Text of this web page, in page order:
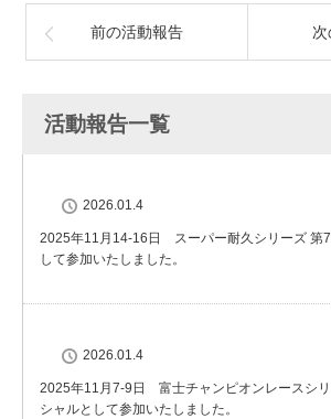
前の活動報告
活動報告一覧
2026.01.4
2025年11月14-16日 スーパー耐久シリーズ 第7
して参加いたしました。
2026.01.4
2025年11月7-9日 富士チャンピオンレースシリ
シャルとして参加いたしました。